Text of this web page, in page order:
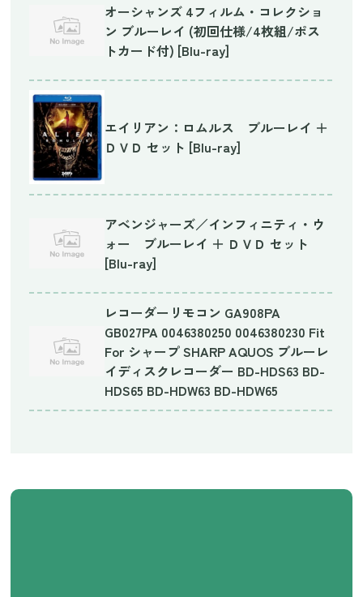
オーシャンズ 4フィルム・コレクショ
ン ブルーレイ (初回仕様/4枚組/ポス
トカード付) [Blu-ray]
エイリアン：ロムルス ブルーレイ ＋
ＤＶＤ セット [Blu-ray]
アベンジャーズ／インフィニティ・ウ
ォー ブルーレイ ＋ ＤＶＤ セット
[Blu-ray]
レコーダーリモコン GA908PA
GB027PA 0046380250 0046380230 Fit
For シャープ SHARP AQUOS ブルーレ
イディスクレコーダー BD-HDS63 BD-
HDS65 BD-HDW63 BD-HDW65